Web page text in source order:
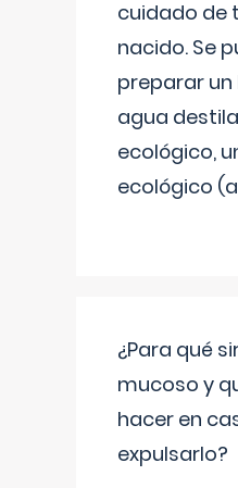
cuidado de
nacido. Se
preparar
agua
ecológico,
ecológico
¿Para qué
mucoso y
hacer en
expulsarlo?